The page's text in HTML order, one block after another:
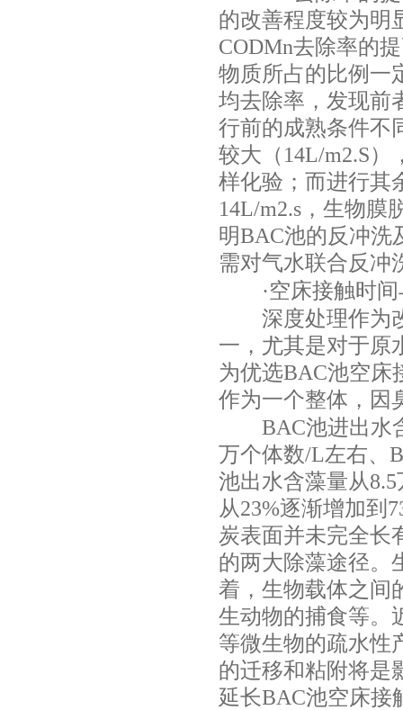
的改善程度较为明
CODMn去除率的
物质所占的比例一
均去除率，发现前
行前的成熟条件不
较大（ 14L/m2.S）
样化验；而进行其
14L/m2.s，生物膜
明BAC池的反冲洗
需对气水联合反冲
·空床接触时间
深度处理作为改
一，尤其是对于原
为优选BAC池空床
作为一个整体，因
BAC池进出水
万个体数/L左右、
池出水含藻量从8.5
从23%逐渐增加到
炭表面并未完全长
的两大除藻途径。
着，生物载体之间
生动物的捕食等。
等微生物的疏水性
的迁移和粘附将是
延长BAC池空床接